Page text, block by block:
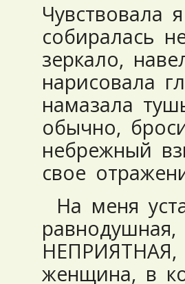
Чувствовала
собиралась
зеркало,
нарисовала
намазала
обычно,
небрежный
свое
На меня
НЕПРИЯТНАЯ,
женщина, в